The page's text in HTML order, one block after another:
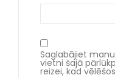
Saglabājiet
vietni šajā
reizei, kad